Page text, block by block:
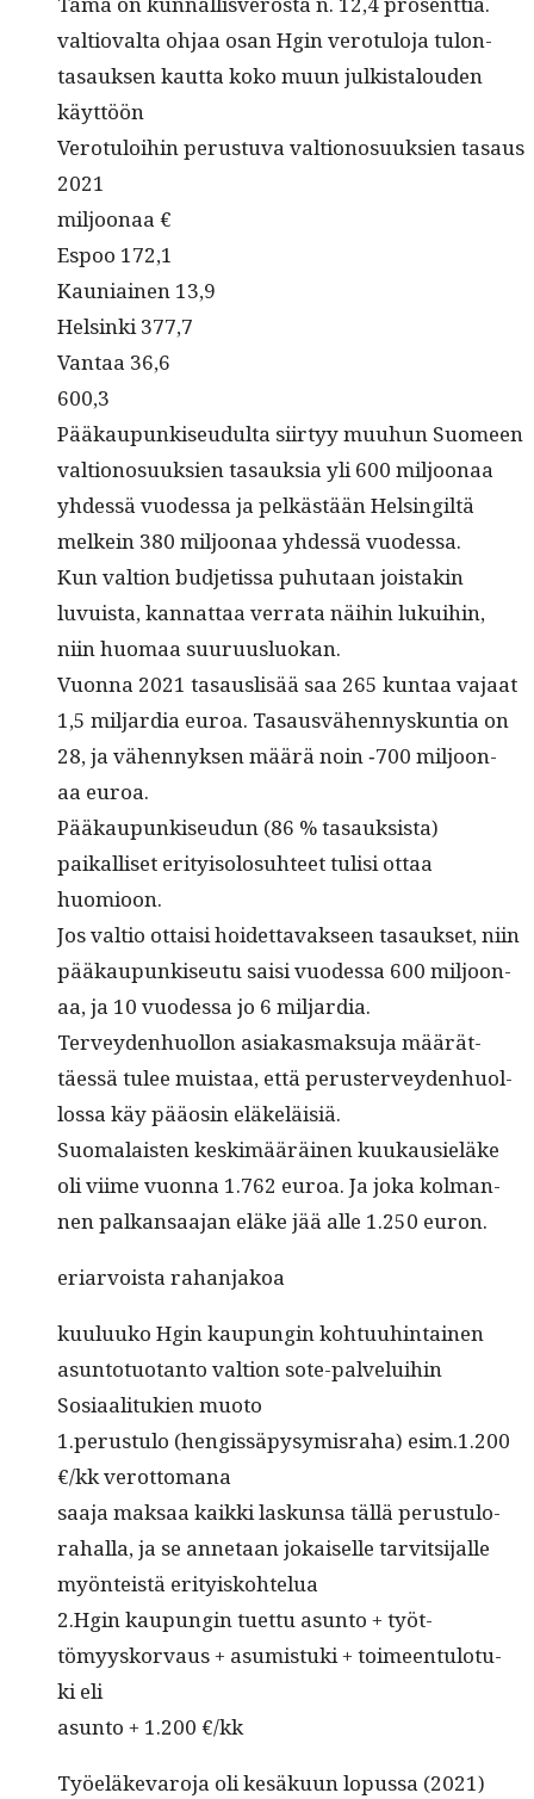
val­tio­val­ta ohjaa osan Hgin vero­tu­lo­ja tulon­
tasauk­sen kaut­ta koko muun julk­istalouden
käyttöön
Vero­tu­loi­hin perus­tu­va val­tiono­suuk­sien tasaus
2021
miljoonaa €
Espoo 172,1
Kau­ni­ainen 13,9
Helsin­ki 377,7
Van­taa 36,6
600,3
Pääkaupunkiseudul­ta siir­tyy muuhun Suomeen
val­tiono­suuk­sien tasauk­sia yli 600 miljoon­aa
yhdessä vuodessa ja pelkästään Helsingiltä
melkein 380 miljoon­aa yhdessä vuodessa.
Kun val­tion bud­jetis­sa puhutaan jois­takin
luvuista, kan­nat­taa ver­ra­ta näi­hin lukui­hin,
niin huo­maa suuruusluokan.
Vuon­na 2021 tasaus­lisää saa 265 kun­taa vajaat
1,5 mil­jar­dia euroa. Tasausvähen­nyskun­tia on
28, ja vähen­nyk­sen määrä noin ‑700 miljoon­
aa euroa.
Pääkaupunkiseudun (86 % tasauk­sista)
paikalliset eri­ty­isolo­suh­teet tulisi ottaa
huomioon.
Jos val­tio ottaisi hoidet­tavak­seen tasauk­set, niin
pääkaupunkiseu­tu saisi vuodessa 600 miljoon­
aa, ja 10 vuodessa jo 6 miljardia.
Ter­vey­den­huol­lon asi­akas­mak­su­ja määrät­
täessä tulee muis­taa, että peruster­vey­den­huol­
los­sa käy pääosin eläkeläisiä.
Suo­ma­lais­ten keskimääräi­nen kuukausieläke
oli viime vuon­na 1.762 euroa. Ja joka kol­man­
nen palka­nsaa­jan eläke jää alle 1.250 euron.
eri­ar­voista rahanjakoa
kuu­luuko Hgin kaupun­gin kohtu­uhin­tainen
asun­to­tuotan­to val­tion sote-palveluihin
Sosi­aal­i­tukien muoto
1.perustulo (hengis­säpysymis­ra­ha) esim.1.200
€/kk verottomana
saa­ja mak­saa kaik­ki laskun­sa täl­lä perus­tu­lo­
rahal­la, ja se annetaan jokaiselle tarvitsijalle
myön­teistä erityiskohtelua
2.Hgin kaupun­gin tuet­tu asun­to + työt­
tömyysko­r­vaus + asum­is­tu­ki + toimeen­tu­lo­tu­
ki eli
asun­to + 1.200 €/kk
Työeläke­varo­ja oli kesäku­un lopus­sa (2021)